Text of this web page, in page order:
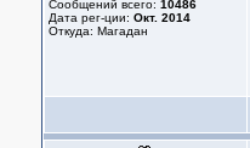
Сообщений всего: 10486
Дата рег-ции: Окт. 2014
Откуда: Магадан